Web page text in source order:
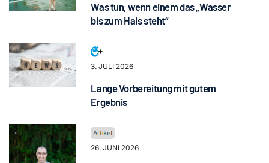
Was tun, wenn einem das „Wasser
bis zum Hals steht“
3. JULI 2026
Lange Vorbereitung mit gutem
Ergebnis
26. JUNI 2026